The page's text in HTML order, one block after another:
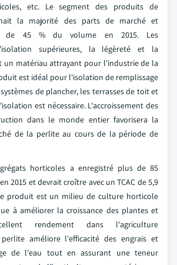
etc. Le segment des produits de
la majorité des parts de marché et
de 45 % du volume en 2015. Les
supérieures, la légèreté et la
un matériau attrayant pour l'industrie de la
est idéal pour l'isolation de remplissage
de plancher, les terrasses de toit et
est nécessaire. L'accroissement des
dans le monde entier favorisera la
de la perlite au cours de la période de
horticoles a enregistré plus de 85
2015 et devrait croître avec un TCAC de 5,9
produit est un milieu de culture horticole
à améliorer la croissance des plantes et
rendement dans l'agriculture
améliore l'efficacité des engrais et
de l'eau tout en assurant une teneur